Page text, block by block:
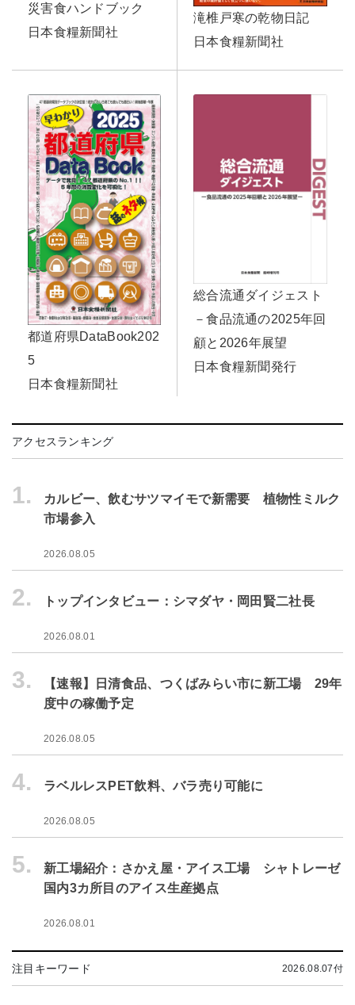
災害食ハンドブック
日本食糧新聞社
滝椎戸寒の乾物日記
日本食糧新聞社
都道府県DataBook202
5
日本食糧新聞社
総合流通ダイジェスト
－食品流通の2025年回
顧と2026年展望
日本食糧新聞発行
アクセスランキング
1.
カルビー、飲むサツマイモで新需要 植物性ミルク
市場参入
2026.08.05
2. トップインタビュー：シマダヤ・岡田賢二社長
2026.08.01
3.
【速報】日清食品、つくばみらい市に新工場 29年
度中の稼働予定
2026.08.05
4. ラベルレスPET飲料、バラ売り可能に
2026.08.05
5.
新工場紹介：さかえ屋・アイス工場 シャトレーゼ
国内3カ所目のアイス生産拠点
2026.08.01
注目キーワード 2026.08.07付